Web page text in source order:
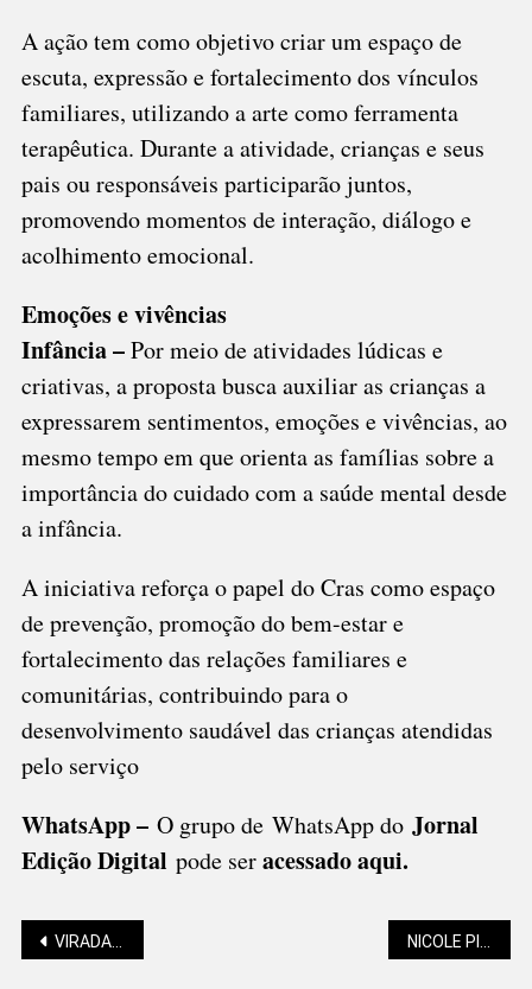
A ação tem como objetivo criar um espaço de
escuta, expressão e fortalecimento dos vínculos
familiares, utilizando a arte como ferramenta
terapêutica. Durante a atividade, crianças e seus
pais ou responsáveis participarão juntos,
promovendo momentos de interação, diálogo e
acolhimento emocional.
Emoções e vivências
Infância –Por meio de atividades lúdicas e
criativas, a proposta busca auxiliar as crianças a
expressarem sentimentos, emoções e vivências, ao
mesmo tempo em que orienta as famílias sobre a
importância do cuidado com a saúde mental desde
a infância.
A iniciativa reforça o papel do Cras como espaço
de prevenção, promoção do bem-estar e
fortalecimento das relações familiares e
comunitárias, contribuindo para o
desenvolvimento saudável das crianças atendidas
pelo serviço
WhatsApp – O grupo de WhatsApp do Jornal
Edição Digital pode seracessado aqui.
Navegação
VIRADA DE ANO: AUMENTAM AS OCORRÊNCIAS, DIMINUEM AS FATALIDADES